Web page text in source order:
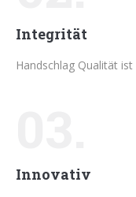
Integrität
Handschlag Qualität
Innovativ